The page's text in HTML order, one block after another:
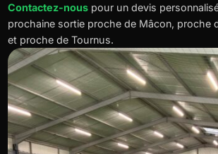
Contactez-nous pour un devis
prochaine sortie proche de Mâcon, proche
et proche de Tournus.